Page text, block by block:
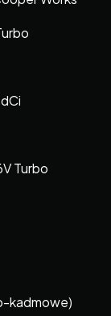
Turbo
kadmowe)